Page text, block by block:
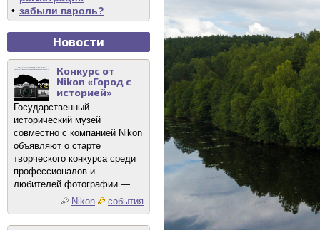
• забыли пароль?
Новости
Конкурс от
Nikon «Город с
историей»
Государственный
исторический музей
совместно с компанией Nikon
объявляют о старте
творческого конкурса среди
профессионалов и
любителей фотографии —...
Nikon
события